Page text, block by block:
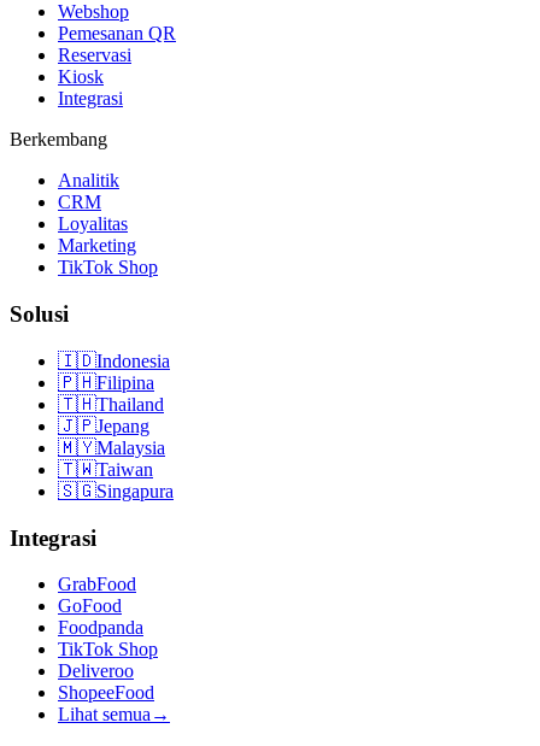
Webshop
Pemesanan QR
Reservasi
Kiosk
Integrasi
Berkembang
Analitik
CRM
Loyalitas
Marketing
TikTok Shop
Solusi
🇮🇩Indonesia
🇵🇭Filipina
🇹🇭Thailand
🇯🇵Jepang
🇲🇾Malaysia
🇹🇼Taiwan
🇸🇬Singapura
Integrasi
GrabFood
GoFood
Foodpanda
TikTok Shop
Deliveroo
ShopeeFood
Lihat semua →